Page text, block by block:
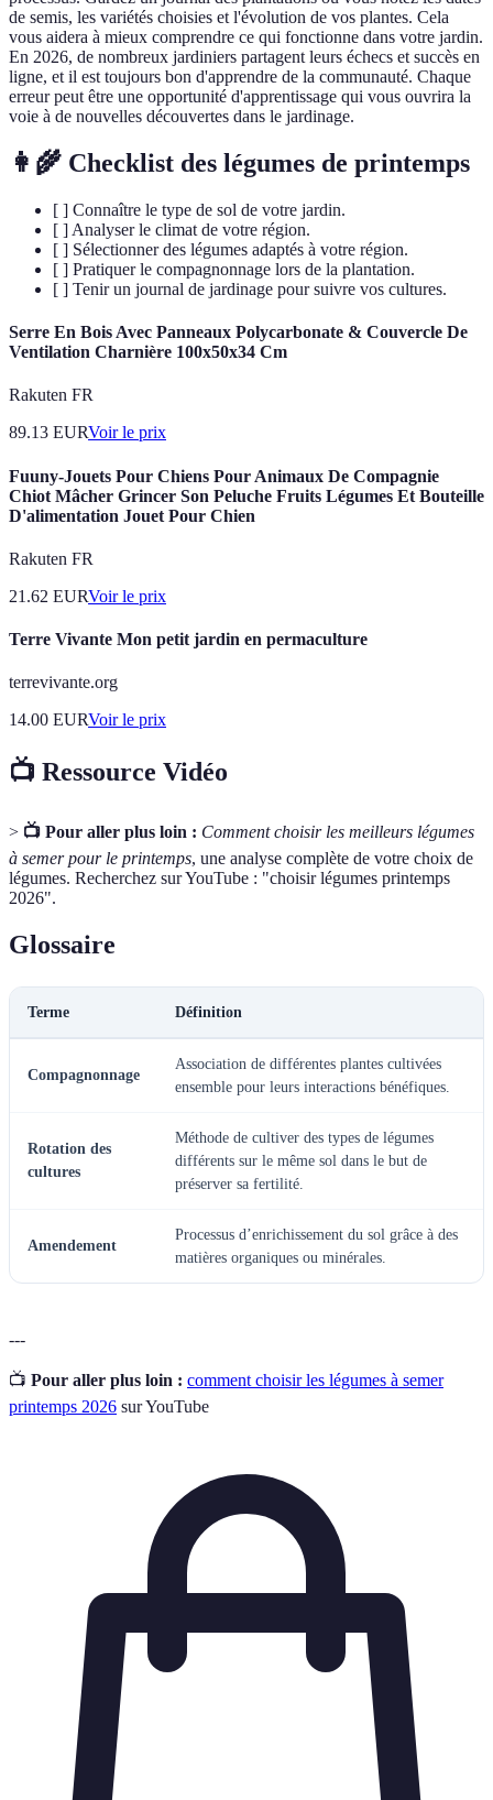
de semis, les variétés choisies et l'évolution de vos plantes. Cela
vous aidera à mieux comprendre ce qui fonctionne dans votre jardin.
En 2026, de nombreux jardiniers partagent leurs échecs et succès en
ligne, et il est toujours bon d'apprendre de la communauté. Chaque
erreur peut être une opportunité d'apprentissage qui vous ouvrira la
voie à de nouvelles découvertes dans le jardinage.
👩‍🌾 Checklist des légumes de printemps
[ ] Connaître le type de sol de votre jardin.
[ ] Analyser le climat de votre région.
[ ] Sélectionner des légumes adaptés à votre région.
[ ] Pratiquer le compagnonnage lors de la plantation.
[ ] Tenir un journal de jardinage pour suivre vos cultures.
Serre En Bois Avec Panneaux Polycarbonate & Couvercle De
Ventilation Charnière 100x50x34 Cm
Rakuten FR
89.13 EURVoir le prix
Fuuny-Jouets Pour Chiens Pour Animaux De Compagnie
Chiot Mâcher Grincer Son Peluche Fruits Légumes Et Bouteille
D'alimentation Jouet Pour Chien
Rakuten FR
21.62 EURVoir le prix
Terre Vivante Mon petit jardin en permaculture
terrevivante.org
14.00 EURVoir le prix
📺 Ressource Vidéo
> 📺 Pour aller plus loin : Comment choisir les meilleurs légumes
à semer pour le printemps, une analyse complète de votre choix de
légumes. Recherchez sur YouTube : "choisir légumes printemps
2026".
Glossaire
Terme Définition
Compagnonnage
Association de différentes plantes cultivées
ensemble pour leurs interactions bénéfiques.
Rotation des
cultures
Méthode de cultiver des types de légumes
différents sur le même sol dans le but de
préserver sa fertilité.
Amendement
Processus d’enrichissement du sol grâce à des
matières organiques ou minérales.
---
📺 Pour aller plus loin : comment choisir les légumes à semer
printemps 2026 sur YouTube